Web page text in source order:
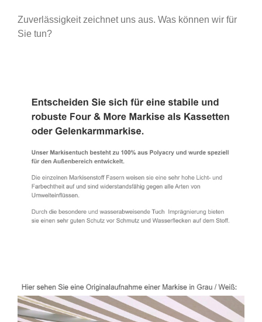
Zuverlässigkeit zeichnet uns aus. Was können wir für
Sie tun?